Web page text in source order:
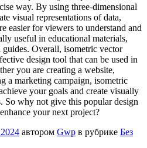
way. By using three-dimensional
visual representations of data,
easier for viewers to understand and
useful in educational materials,
Overall, isometric vector
design tool that can be used in
you are creating a website,
a marketing campaign, isometric
your goals and create visually
So why not give this popular design
your next project?
автором Gwp в рубрике Без